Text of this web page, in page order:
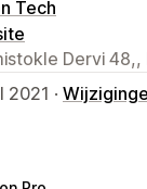
Tech
Dervi
2021 ·